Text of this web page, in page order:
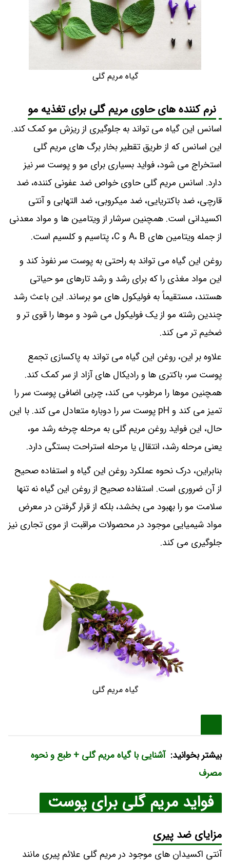
گیاه مریم گلی
نرم کننده های حاوی مریم گلی برای تغذیه مو
اسانس این گیاه می تواند به جلوگیری از ریزش مو کمک کند.
این اسانس که از طریق تقطیر بخار برگ های مریم گلی
استخراج می شود، فواید بسیاری برای مو و پوست سر نیز
دارد. اسانس مریم گلی حاوی خواص ضد عفونی کننده، ضد
قارچی، ضد باکتریایی، ضد میکروبی، ضد التهابی و آنتی
اکسیدانی است. همچنین سرشار از ویتامین ها و مواد معدنی
از جمله ویتامین های A، B و C، پتاسیم و کلسیم است.
روغن این گیاه می تواند به راحتی به پوست سر نفوذ کند و
این مواد مغذی را که برای رشد و رشد تارهای مو حیاتی
هستند، مستقیماً به فولیکول های مو برساند. این باعث رشد
چندین رشته مو از یک فولیکول می شود و موها را قوی تر و
ضخیم تر می کند.
علاوه بر این، روغن این گیاه می تواند به پاکسازی تجمع
پوست سر، باکتری ها و رادیکال های آزاد از سر کمک کند.
همچنین موها را مرطوب می کند، چربی اضافی پوست سر را
تمیز می کند و pH پوست سر را دوباره متعادل می کند. با این
حال، این فواید روغن مریم گلی به مرحله چرخه رشد مو،
یعنی مرحله رشد، انتقال یا مرحله استراحت بستگی دارد.
بنابراین، درک نحوه عملکرد روغن این گیاه و استفاده صحیح
از آن ضروری است. استفاده صحیح از روغن این گیاه نه تنها
سلامت مو را بهبود می بخشد، بلکه از قرار گرفتن در معرض
مواد شیمیایی موجود در محصولات مراقبت از موی تجاری نیز
جلوگیری می کند.
گیاه مریم گلی
بیشتر بخوانید:آشنایی با گیاه مریم گلی + طبع و نحوه
مصرف
فواید مریم گلی برای پوست
مزایای ضد پیری
آنتی اکسیدان های موجود در مریم گلی علائم پیری مانند